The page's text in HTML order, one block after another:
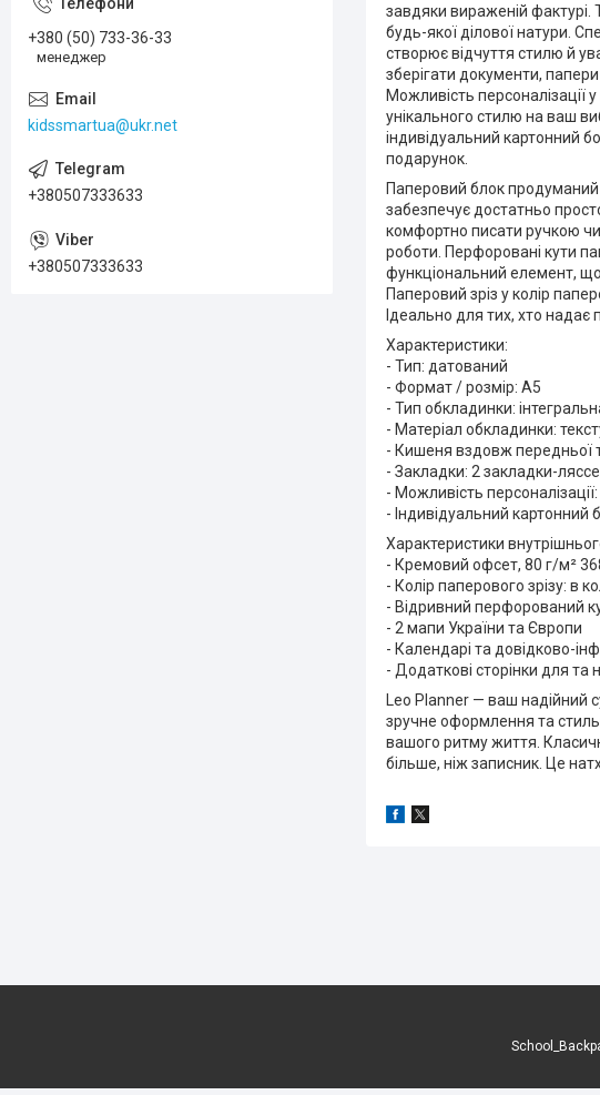
завдяки вираженій фактурі.
будь-якої ділової натури.
створює відчуття стилю й
зберігати документи,
Можливість
унікального стилю на ваш
індивідуальний картонний
подарунок.
Паперовий блок продуманий
забезпечує достатньо
комфортно писати ручкою чи
роботи. Перфоровані кути
функціональний елемент,
Паперовий зріз у колір
Ідеально для тих, хто надає
Характеристики:
- Тип: датований
- Формат / розмір: A5
- Тип обкладинки:
- Матеріал обкладинки:
- Кишеня вздовж передньої
- Закладки: 2 закладки-ляссе
- Можливість
- Індивідуальний картонний
Характеристики
- Кремовий офсет, 80 г/м²
- Колір паперового зрізу: в
- Відривний перфорований
- 2 мапи України та Європи
- Календарі та довідково-
- Додаткові сторінки для та
Leo Planner — ваш надійний
зручне оформлення та
вашого ритму життя.
більше, ніж записник. Це
+380 (50) 733-36-33
менеджер
kidssmartua@ukr.net
+380507333633
+380507333633